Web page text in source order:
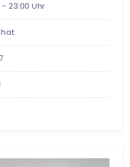
23:00 Uhr